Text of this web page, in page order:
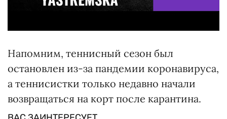
Напомним, теннисный сезон был
остановлен из-за пандемии коронавируса,
а теннисистки только недавно начали
возвращаться на корт после карантина.